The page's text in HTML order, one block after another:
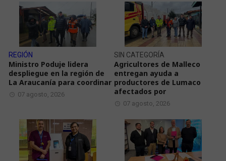
REGIÓN
Ministro Poduje lidera
despliegue en la región de
La Araucanía para coordinar
07 agosto, 2026
SIN CATEGORÍA
Agricultores de Malleco
entregan ayuda a
productores de Lumaco
afectados por
07 agosto, 2026